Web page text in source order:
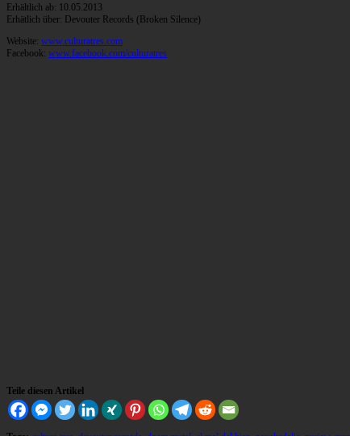
Erhältlich ab: 10.05.2013
Erhätlich über: Devouter Records (Broken Silence)
Website: www.culturatres.com
Facebook: www.facebook.com/culturatres
Teile diesen Artikel